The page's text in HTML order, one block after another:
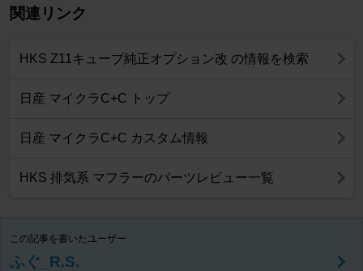
関連リンク
HKS Z11キューブ純正オプション改 の情報を検索
日産 マイクラC+C トップ
日産 マイクラC+C カスタム情報
HKS 排気系 マフラーのパーツレビュー一覧
この記事を書いたユーザー
ふぐ_R.S.